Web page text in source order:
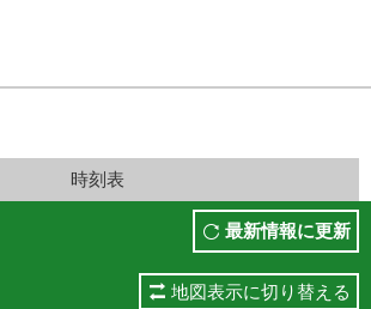
時刻表
最新情報に更新
地図表示に切り替える